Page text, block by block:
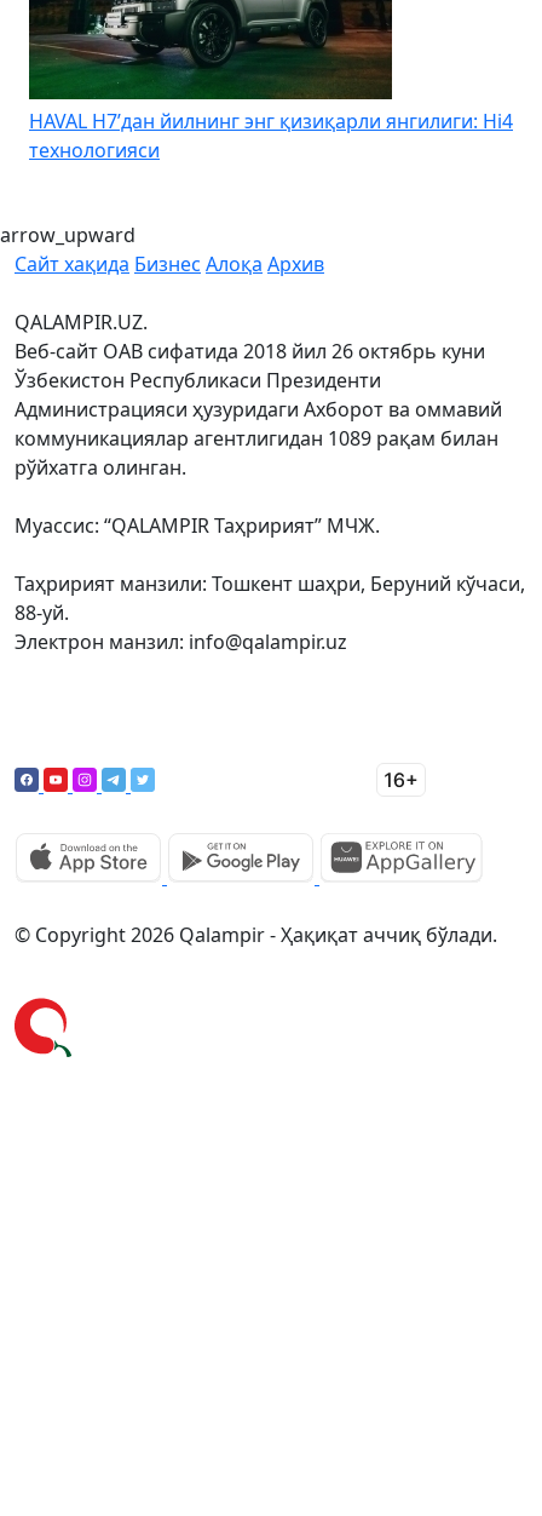
HAVAL H7’дан йилнинг энг қизиқарли янгилиги: Hi4
технологияси
arrow_upward
Сайт хақида Бизнес Алоқа Архив
QALAMPIR.UZ.
Веб-сайт ОАВ сифатида 2018 йил 26 октябрь куни
Ўзбекистон Республикаси Президенти
Администрацияси ҳузуридаги Ахборот ва оммавий
коммуникациялар агентлигидан 1089 рақам билан
рўйхатга олинган.
Муассис: “QALAMPIR Таҳририят” МЧЖ.
Таҳририят манзили: Тошкент шаҳри, Беруний кўчаси,
88-уй.
Электрон манзил: info@qalampir.uz
© Copyright 2026 Qalampir - Ҳақиқат аччиқ бўлади.